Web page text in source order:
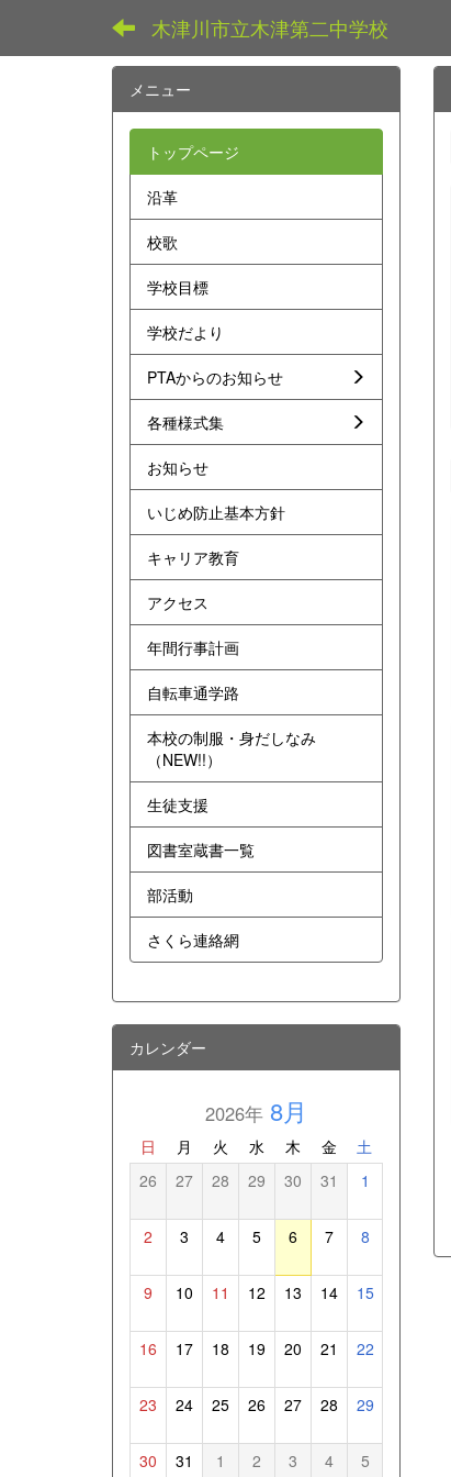
木津川市立木津第二中学校
メニュー
トップページ
沿革
校歌
学校目標
学校だより
PTAからのお知らせ
各種様式集
お知らせ
いじめ防止基本方針
キャリア教育
アクセス
年間行事計画
自転車通学路
本校の制服・身だしなみ
（NEW!!）
生徒支援
図書室蔵書一覧
部活動
さくら連絡網
カレンダー
2026年8月
日 月 火 水 木 金 土
26 27 28 29 30 31 1
2 3 4 5 6 7 8
9 10 11 12 13 14 15
16 17 18 19 20 21 22
23 24 25 26 27 28 29
30 31 1 2 3 4 5